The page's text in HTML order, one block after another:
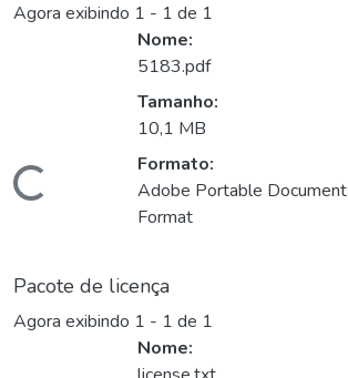
Agora exibindo 1 - 1 de 1
Carregando...
Nome:
5183.pdf
Tamanho:
10,1 MB
Formato:
Adobe Portable Document
Format
Pacote de licença
Agora exibindo 1 - 1 de 1
Nome: